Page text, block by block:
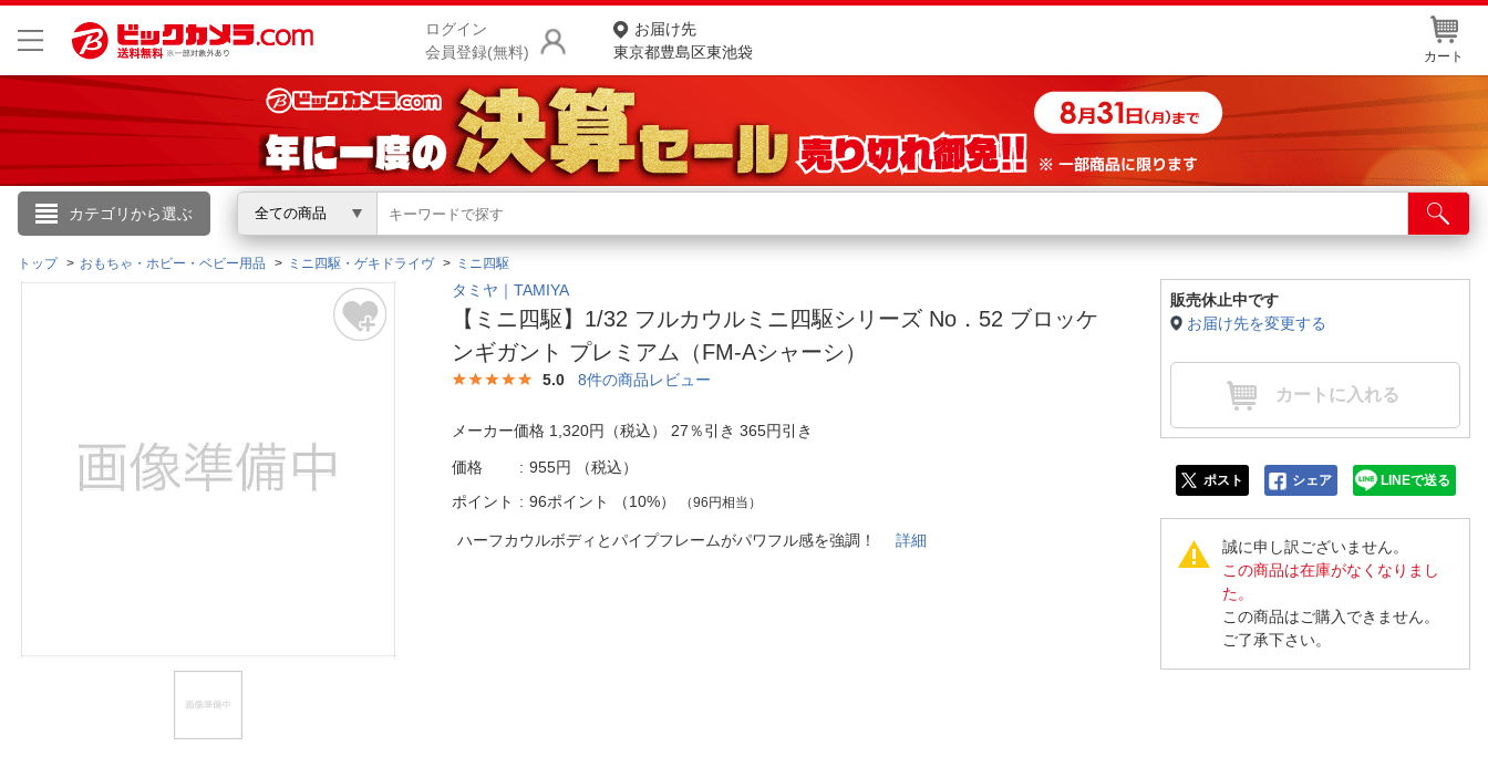
ログイン
会員登録(無料)
お届け先
東京都豊島区東池袋
カート
カテゴリから選ぶ 全ての商品
こんにちは
ログイン
閲覧履歴
商品をさがす
ランキングからさがす
ご利用ガイド
よくある質問・お問合せ
ご利用規約
店舗サービス
ネット取り置き
店舗情報・店舗一覧
トップ おもちゃ・ホビー・ベビー用品 ミニ四駆・ゲキドライヴ ミニ四駆
タミヤ｜TAMIYA
【ミニ四駆】1/32 フルカウルミニ四駆シリーズ No．52 ブロッケ
ンギガント プレミアム（FM-Aシャーシ）
5.0 8件の商品レビュー
メーカー価格 1,320円（税込） 27％引き 365円引き
価格 955円
（税込）
ポイント
96ポイント （10%） （96円相当）
ハーフカウルボディとパイプフレームがパワフル感を強調！詳細
販売休止中です
お届け先を変更する
カートに入れる
ポスト シェア LINEで送る
誠に申し訳ございません。
この商品は在庫がなくなりまし
た。
この商品はご購入できません。
ご了承下さい。